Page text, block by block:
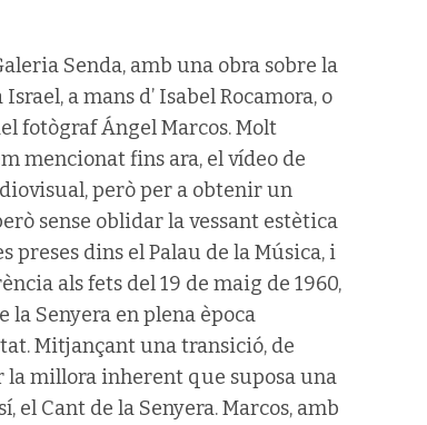
Senda, amb una obra sobre la
a mans d’ Isabel Rocamora, o
fotògraf Ángel Marcos. Molt
mencionat fins ara, el vídeo de
però per a obtenir un
sense oblidar la vessant estètica
dins el Palau de la Música, i
als fets del 19 de maig de 1960,
Senyera en plena època
Mitjançant una transició, de
la millora inherent que suposa una
Cant de la Senyera. Marcos, amb